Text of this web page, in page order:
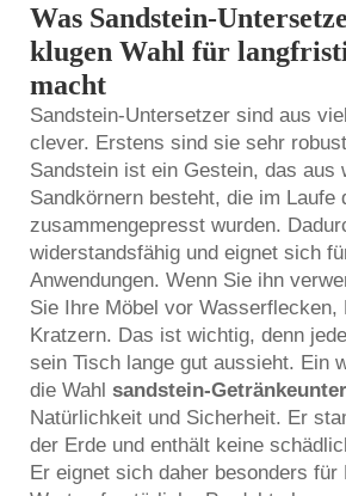
Was Sandstein-
klugen Wahl für
macht
Sandstein-Untersetzer sind aus
clever. Erstens sind sie sehr
Sandstein ist ein Gestein, das aus
Sandkörnern besteht, die im Laufe
zusammengepresst wurden.
widerstandsfähig und eignet sich
Anwendungen. Wenn Sie ihn
Sie Ihre Möbel vor Wasserflecken,
Kratzern. Das ist wichtig, denn
sein Tisch lange gut aussieht. Ein
die Wahl sandstein-
Natürlichkeit und Sicherheit. Er
der Erde und enthält keine
Er eignet sich daher besonders für